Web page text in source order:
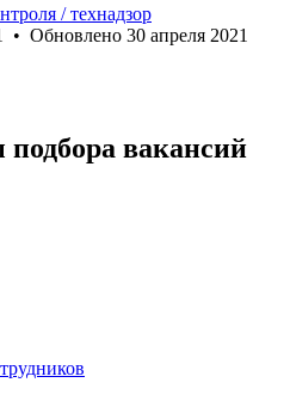
/ технадзор
• Обновлено 30 апреля 2021
вакансий